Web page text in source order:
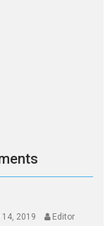
14, 2019
Editor